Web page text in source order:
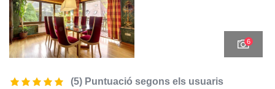
6
(5) Puntuació segons els usuaris